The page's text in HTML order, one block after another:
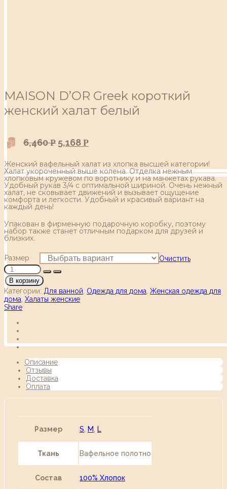
MAISON D’OR Greek короткий
женский халат белый
6,460Р 5,168 Р
Женский вафельный халат из хлопка высшей категории!
Халат укороченный выше колена. Отделка нежным
хлопковым кружевом по воротнику и на манжетах рукава.
Удобный рукав 3/4 с оптимальной шириной. Очень нежный
халат, не сковывает движений и вызывает ощущение
комфорта и легкости. Удобный и красивый вариант на
каждый день!
Упакован в фирменную подарочную коробку, поэтому
набор также станет отличным подарком для друзей и
близких.
Размер Очистить
В корзину
Категории: Для ванной Одежда для дома Женская одежда для
дома Халаты женские
Share
Описание
Отзывы
Доставка
Оплата
Размер S M L
Ткань Вафельное полотно
Состав 100% Хлопок